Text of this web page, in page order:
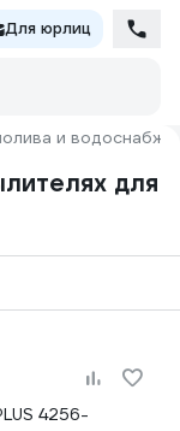
Для юрлиц
и
для
4256-